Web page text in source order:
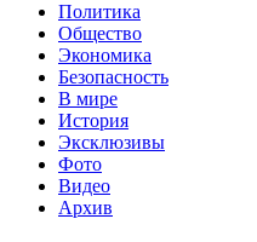
Политика
Общество
Экономика
Безопасность
В мире
История
Эксклюзивы
Фото
Видео
Архив